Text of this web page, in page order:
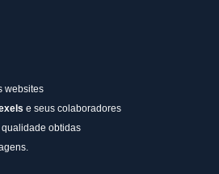
websites
e seus colaboradores
obtidas